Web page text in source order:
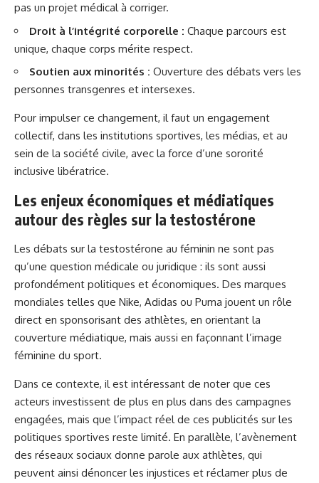
pas un projet médical à corriger.
Droit à l’intégrité corporelle : Chaque parcours est
unique, chaque corps mérite respect.
Soutien aux minorités : Ouverture des débats vers les
personnes transgenres et intersexes.
Pour impulser ce changement, il faut un engagement
collectif, dans les institutions sportives, les médias, et au
sein de la société civile, avec la force d’une sororité
inclusive libératrice.
Les enjeux économiques et médiatiques
autour des règles sur la testostérone
Les débats sur la testostérone au féminin ne sont pas
qu’une question médicale ou juridique : ils sont aussi
profondément politiques et économiques. Des marques
mondiales telles que Nike, Adidas ou Puma jouent un rôle
direct en sponsorisant des athlètes, en orientant la
couverture médiatique, mais aussi en façonnant l’image
féminine du sport.
Dans ce contexte, il est intéressant de noter que ces
acteurs investissent de plus en plus dans des campagnes
engagées, mais que l’impact réel de ces publicités sur les
politiques sportives reste limité. En parallèle, l’avènement
des réseaux sociaux donne parole aux athlètes, qui
peuvent ainsi dénoncer les injustices et réclamer plus de